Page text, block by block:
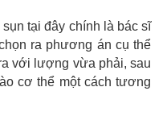
tại đây chính là bác sĩ
ra phương án cụ thể
với lượng vừa phải, sau
cơ thể một cách tương